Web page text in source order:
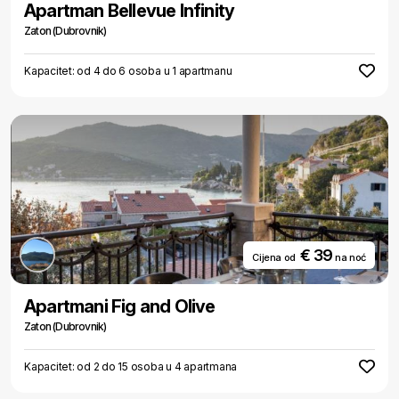
Apartman Bellevue Infinity
Zaton (Dubrovnik)
Kapacitet: od 4 do 6 osoba u 1 apartmanu
Cijena od € 39na noć
Apartmani Fig and Olive
Zaton (Dubrovnik)
Kapacitet: od 2 do 15 osoba u 4 apartmana